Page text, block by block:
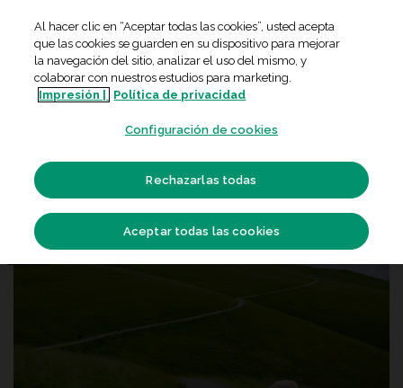
content
EXPOSICIONES
imágenes de Joan Vendrell
22
Al hacer clic en “Aceptar todas las cookies”, usted acepta
que las cookies se guarden en su dispositivo para mejorar
la navegación del sitio, analizar el uso del mismo, y
colaborar con nuestros estudios para marketing.
Impresión |
Política de privacidad
Configuración de cookies
Rechazarlas todas
Aceptar todas las cookies